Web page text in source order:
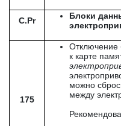
C.Pr
Блоки
175
Отключение
к карте
можно
между